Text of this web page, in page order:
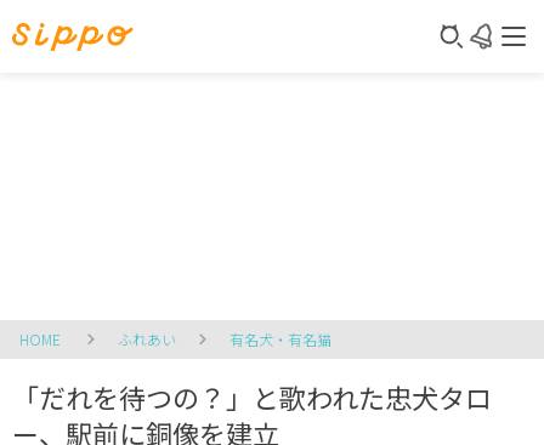
HOME ふれあい 有名犬・有名猫
「だれを待つの？」と歌われた忠犬タロ
ー、駅前に銅像を建立